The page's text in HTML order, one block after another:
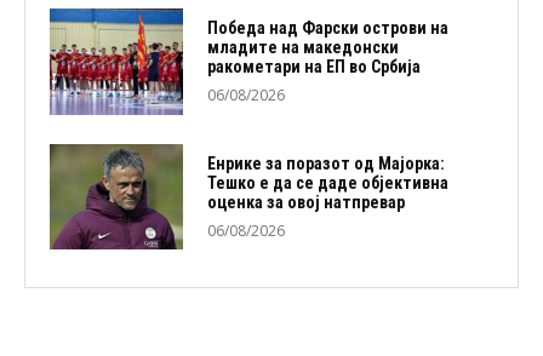
Победа над Фарски острови на
младите на македонски
ракометари на ЕП во Србија
06/08/2026
Енрике за поразот од Мајорка:
Тешко е да се даде објективна
оценка за овој натпревар
06/08/2026